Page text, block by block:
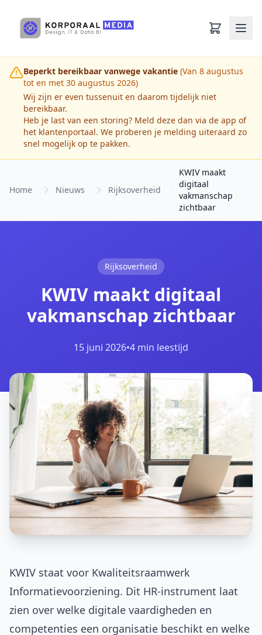
Beperkt bereikbaar vanwege vakantie (Van 8 augustus
tot en met 30 augustus 2026)
Wij zijn er even tussenuit en daarom tijdelijk niet
bereikbaar.
Heb je last van een storing? Meld deze dan via de app of
het klantenportaal. We proberen je melding uiteraard zo
snel mogelijk op te pakken.
Home Nieuws Rijksoverheid
KWIV maakt
digitaal
vakmanschap
zichtbaar
Rijksoverheid
KWIV maakt digitaal
vakmanschap zichtbaar
15 juni 2026•4 min leestijd
KWIV staat voor Kwaliteitsraamwerk
Informatievoorziening. Dit HR-instrument laat
zien over welke digitale vaardigheden en
competenties een organisatie beschikt en welke